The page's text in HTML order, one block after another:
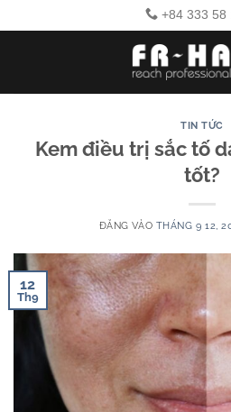
qua
+84 333 58
TIN TỨC
Kem điều trị sắc tố
tốt?
ĐĂNG VÀO THÁNG 9 12,
12
Th9